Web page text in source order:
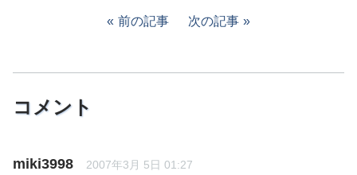
前の記事 次の記事
コメント
miki3998 2007年3月 5日 01:27